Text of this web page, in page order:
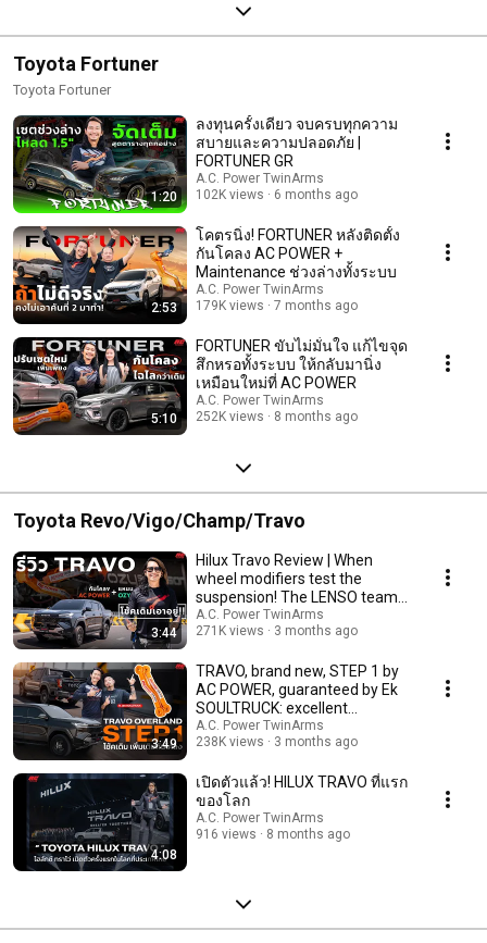
Toyota Fortuner
Toyota Fortuner
1:20
ลงทุนครั้งเดียว จบครบทุกความ
สบายและความปลอดภัย |
FORTUNER GR
A.C. Power TwinArms
102K views
6 months ago
2:53
โคตรนิ่ง! FORTUNER หลังติดตั้ง
กันโคลง AC POWER +
Maintenance ช่วงล่างทั้งระบบ
A.C. Power TwinArms
179K views
7 months ago
5:10
FORTUNER ขับไม่มั่นใจ แก้ไขจุด
สึกหรอทั้งระบบ ให้กลับมานิ่ง
เหมือนใหม่ที่ AC POWER
A.C. Power TwinArms
252K views
8 months ago
Toyota Revo/Vigo/Champ/Travo
3:44
Hilux Travo Review | When
wheel modifiers test the
suspension! The LENSO team
exclaims, "This set...
A.C. Power TwinArms
271K views
3 months ago
3:49
TRAVO, brand new, STEP 1 by
AC POWER, guaranteed by Ek
SOULTRUCK: excellent
cornering grip and em...
A.C. Power TwinArms
238K views
3 months ago
4:08
เปิดตัวแล้ว! HILUX TRAVO ที่แรก
ของโลก
A.C. Power TwinArms
916 views
8 months ago